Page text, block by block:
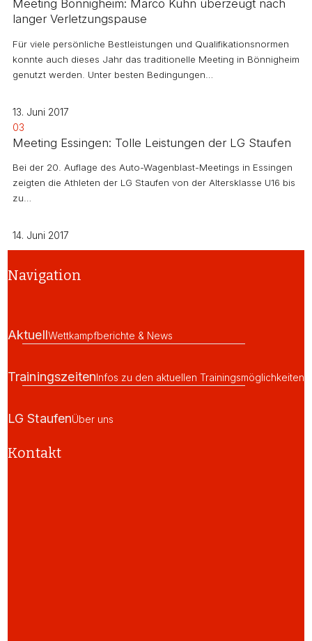
Meeting Bönnigheim: Marco Kuhn überzeugt nach
langer Verletzungspause
Für viele persönliche Bestleistungen und Qualifikationsnormen
konnte auch dieses Jahr das traditionelle Meeting in Bönnigheim
genutzt werden. Unter besten Bedingungen…
13. Juni 2017
03
Meeting Essingen: Tolle Leistungen der LG Staufen
Bei der 20. Auflage des Auto-Wagenblast-Meetings in Essingen
zeigten die Athleten der LG Staufen von der Altersklasse U16 bis
zu…
14. Juni 2017
Navigation
AktuellWettkampfberichte & News
TrainingszeitenInfos zu den aktuellen Trainingsmöglichkeiten
LG StaufenÜber uns
Kontakt